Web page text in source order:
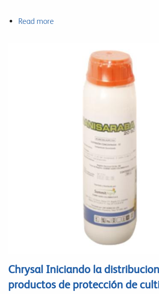
Read more
Chrysal Iniciando la
productos de protección de